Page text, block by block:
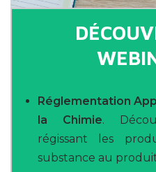
Réglementation
la Chimie.
régissant les
substance au